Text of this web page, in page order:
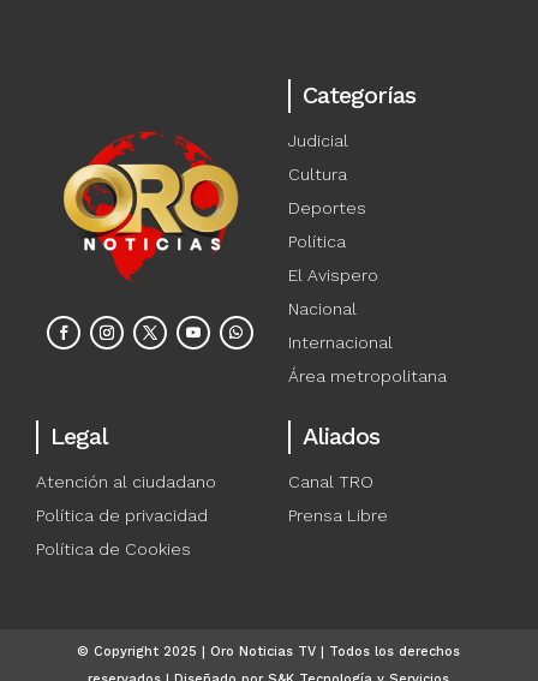
Categorías
Judicial
Cultura
Deportes
Política
El Avispero
Nacional
Internacional
Área metropolitana
Legal
Atención al ciudadano
Política de privacidad
Política de Cookies
Aliados
Canal TRO
Prensa Libre
© Copyright 2025 | Oro Noticias TV | Todos los derechos